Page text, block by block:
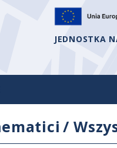
JEDNOSTKA
/